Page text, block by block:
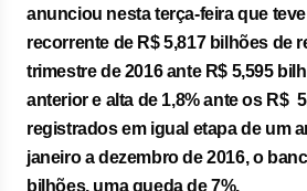
anunciou nesta terça-feira que
recorrente de R$ 5,817 bilhões de
trimestre de 2016 ante R$ 5,595
anterior e alta de 1,8% ante os R$
registrados em igual etapa de um
janeiro a dezembro de 2016, o
bilhões, uma queda de 7%.